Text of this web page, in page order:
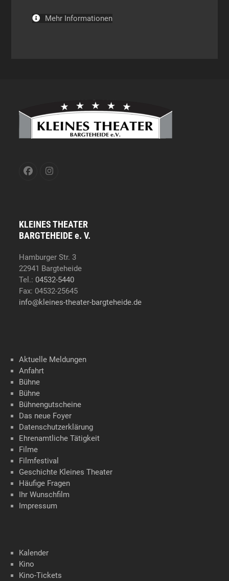
Mehr Informationen
FacebookInstagram
KLEINES THEATER
BARGTEHEIDE e. V.
Hamburger Str. 3
22941 Bargteheide
Tel.:04532-5440
Fax: 04532-25645
info@kleines-theater-bargteheide.de
Aktuelle Meldungen
Anfahrt
Bühne
Bühne
Bühnengutscheine
Das neue Foyer
Datenschutzerklärung
Ehrenamtliche Tätigkeit
Filme
Filmfestival
Geschichte Kleines Theater
Häufige Fragen
Ihr Wunschfilm
Impressum
Kalender
Kino
Kino-Tickets